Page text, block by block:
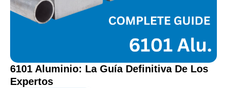
6101 Aluminio: La Guía Definitiva De Los
Expertos